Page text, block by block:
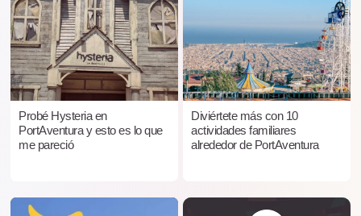
Probé Hysteria en
PortAventura y esto es lo que
me pareció
Diviértete más con 10
actividades familiares
alrededor de PortAventura